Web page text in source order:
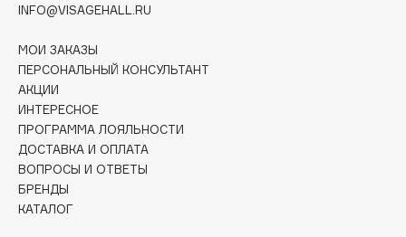
Clarins Precious
Clinique
Clive Christian
Club De Nuit
Collagenina
Consly
Corimo
CosRX
INFO@VISAGEHALL.RU
МОИ ЗАКАЗЫ
ПЕРСОНАЛЬНЫЙ КОНСУЛЬТАНТ
АКЦИИ
ИНТЕРЕСНОЕ
ПРОГРАММА ЛОЯЛЬНОСТИ
ДОСТАВКА И ОПЛАТА
ВОПРОСЫ И ОТВЕТЫ
БРЕНДЫ
КАТАЛОГ